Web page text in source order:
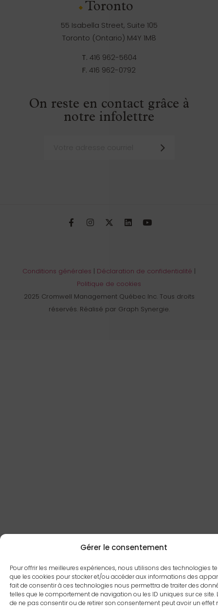
Gérer le consentement
Pour offrir les meilleures expériences, nous utilisons des technologies
que les cookies pour stocker et/ou accéder aux informations des
fait de consentir à ces technologies nous permettra de traiter des
telles que le comportement de navigation ou les ID uniques sur ce site.
de ne pas consentir ou de retirer son consentement peut avoir un effet
Toronto
55 Isabella Street, Suite 105
Toronto (Ontario) M4Y 1M8
T. 416 962-5604
F. 416 962-0792
On reste en contact grâce à
notre infolettre
Conditions générales | Déclaration de confidentialité |
Politique de cookies
2025 Cromwell Management Québec Inc. Tous droits
réservés. Réalisé par Graph Synergie.